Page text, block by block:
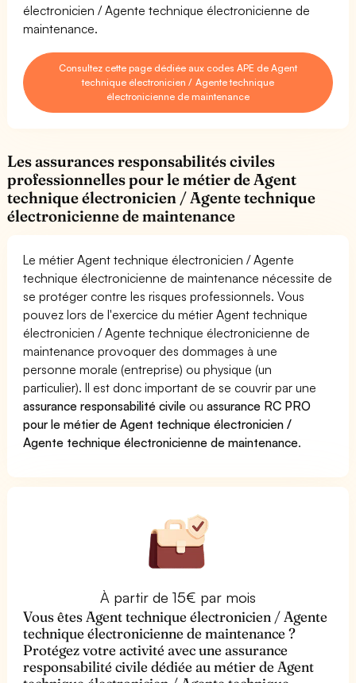
électronicien / Agente technique électronicienne de
maintenance.
Consultez cette page dédiée aux codes APE de Agent
technique électronicien / Agente technique
électronicienne de maintenance
Les assurances responsabilités civiles
professionnelles pour le métier de Agent
technique électronicien / Agente technique
électronicienne de maintenance
Le métier Agent technique électronicien / Agente
technique électronicienne de maintenance nécessite de
se protéger contre les risques professionnels. Vous
pouvez lors de l'exercice du métier Agent technique
électronicien / Agente technique électronicienne de
maintenance provoquer des dommages à une
personne morale (entreprise) ou physique (un
particulier). Il est donc important de se couvrir par une
assurance responsabilité civile ouassurance RC PRO
pour le métier de Agent technique électronicien /
Agente technique électronicienne de maintenance.
À partir de 15€ par mois
Vous êtes Agent technique électronicien / Agente
technique électronicienne de maintenance ?
Protégez votre activité avec une assurance
responsabilité civile dédiée au métier de Agent